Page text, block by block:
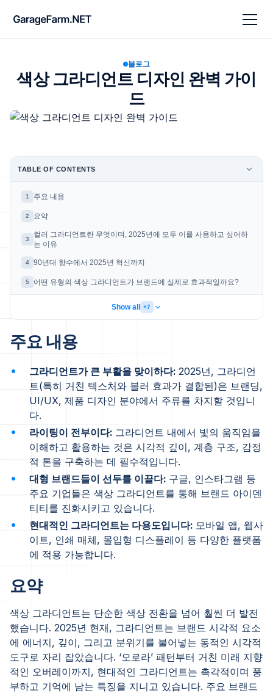
블로그
색상 그라디언트 디자인 완벽 가이
드
주요 내용
그라디언트가 큰 부활을 맞이하다: 2025년, 그라디언
트(특히 거친 텍스처와 블러 효과가 결합된)은 브랜딩,
UI/UX, 제품 디자인 분야에서 주류를 차지할 것입니
다.
라이팅이 전부이다: 그라디언트 내에서 빛의 움직임을
이해하고 활용하는 것은 시각적 깊이, 계층 구조, 감정
적 톤을 구축하는 데 필수적입니다.
대형 브랜드들이 선두를 이끌다: 구글, 인스타그램 등
주요 기업들은 색상 그라디언트를 통해 브랜드 아이덴
티티를 진화시키고 있습니다.
현대적인 그라디언트는 다용도입니다: 모바일 앱, 웹사
이트, 인쇄 매체, 몰입형 디스플레이 등 다양한 플랫폼
에 적용 가능합니다.
요약
색상 그라디언트는 단순한 색상 전환을 넘어 훨씬 더 발전
했습니다. 2025년 현재, 그라디언트는 브랜드 시각적 요소
에 에너지, 깊이, 그리고 분위기를 불어넣는 동적인 시각적
도구로 자리 잡았습니다. ‘오로라’ 패턴부터 거친 미래 지향
적인 오버레이까지, 현대적인 그라디언트는 촉각적이며 풍
부하고 기억에 남는 특징을 지니고 있습니다. 주요 브랜드
TABLE OF CONTENTS
1 주요 내용
2 요약
3
컬러 그라디언트란 무엇이며, 2025년에 모두 이를 사용하고 싶어하
는 이유
4 90년대 향수에서 2025년 혁신까지
5 어떤 유형의 색상 그라디언트가 브랜드에 실제로 효과적일까요?
Show all +7